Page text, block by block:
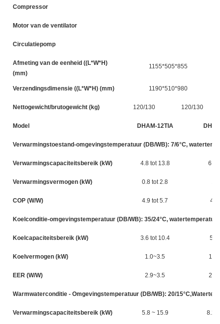
Compressor
Motor van de ventilator
Circulatiepomp
Afmeting van de eenheid ((L*W*H)
(mm)
1155*505*855
Verzendingsdimensie ((L*W*H) (mm) 1190*510*980
Nettogewicht/brutogewicht (kg) 120/130 120/130
Model DHAM-12TIA
Verwarmingstoestand-omgevingstemperatuur (DB/WB): 7/6°C,
Verwarmingscapaciteitsbereik (kW) 4.8 tot 13.8 6.8
Verwarmingsvermogen (kW) 0.8 tot 2.8
COP (W/W) 4.9 tot 5.7 4.7
Koelconditie-omgevingstemperatuur (DB/WB): 35/24°C,
Koelcapaciteitsbereik (kW) 3.6 tot 10.4
Koelvermogen (kW) 1.0~3.5 1.5
EER (W/W) 2.9~3.5 2.8
Warmwaterconditie - Omgevingstemperatuur (DB/WB): 20/
Verwarmingscapaciteitsbereik (kW) 5.8 ~ 15.9 8.2